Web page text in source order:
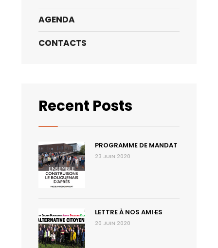
AGENDA
CONTACTS
Recent Posts
PROGRAMME DE MANDAT
23 JUIN 2020
LETTRE À NOS AMI·ES
20 JUIN 2020